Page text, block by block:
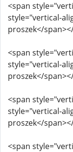
<span
style="vertical-
proszek</
<span
style="vertical-
proszek</
<span
style="vertical-
proszek</
<span